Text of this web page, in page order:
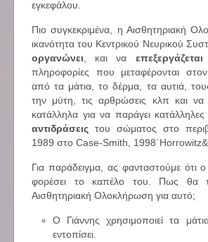
εγκεφάλου.
Πιο συγκεκριμένα, η Αισθητηριακή
ικανότητα του Κεντρικού Νευρικού
οργανώνει, και να επεξεργάζεται
πληροφορίες που μεταφέρονται
από τα μάτια, το δέρμα, τα αυτιά,
την μύτη, τις αρθρώσεις κλπ και να
κατάλληλα για να παράγει
αντιδράσεις του σώματος στο
1989 στο Case-Smith,
Για παράδειγμα, ας φανταστούμε ότι ο
φορέσει το καπέλο του. Πως θα
Αισθητηριακή Ολοκλήρωση για αυτό;
Ο Γιάννης χρησιμοποιεί τα
εντοπίσει.